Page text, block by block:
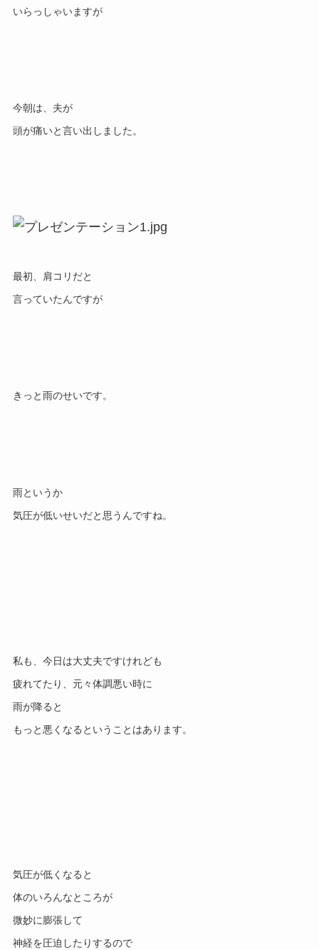
いらっしゃいますが
今朝は、夫が
頭が痛いと言い出しました。
最初、肩コリだと
言っていたんですが
きっと雨のせいです。
雨というか
気圧が低いせいだと思うんですね。
私も、今日は大丈夫ですけれども
疲れてたり、元々体調悪い時に
雨が降ると
もっと悪くなるということはあります。
気圧が低くなると
体のいろんなところが
微妙に膨張して
神経を圧迫したりするので